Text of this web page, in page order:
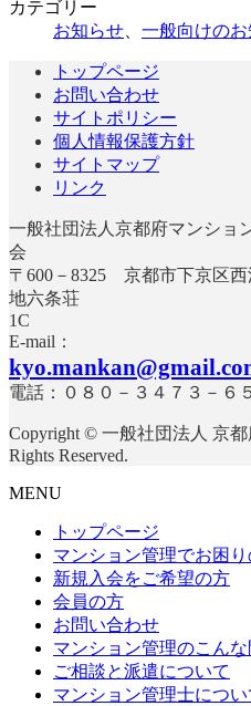
カテゴリー
お知らせ
一般向けの
トップページ
お問い合わせ
サイトポリシー
個人情報保護方針
サイトマップ
リンク
一般社団法人京都府マンショ
〒600－8325 京都市下京区
地六条荘
E-mail：
電話：０８０－３４７３－６
Copyright © 一般社団法人 京
Rights Reserved.
MENU
トップページ
マンション管理でお困
新規入会をご希望の方
会員の方
お問い合わせ
マンション管理のこんな
ご相談と派遣について
マンション管理士につい